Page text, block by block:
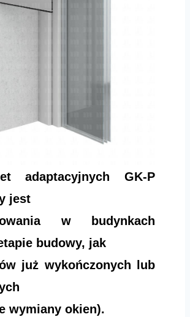
adaptacyjnych GK-P
jest
w budynkach
budowy, jak
już wykończonych lub
wymiany okien).